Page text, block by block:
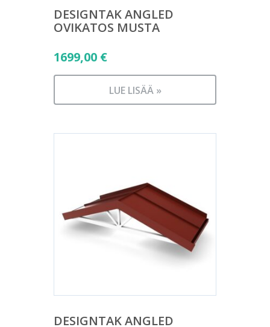
DESIGNTAK ANGLED
OVIKATOS MUSTA
1699,00 €
LUE LISÄÄ »
DESIGNTAK ANGLED